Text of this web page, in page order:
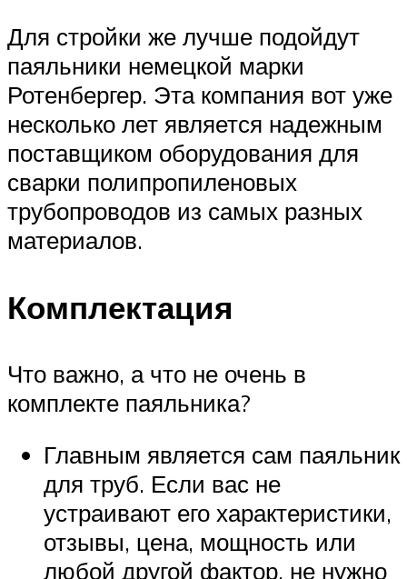
Для стройки же лучше подойдут
паяльники немецкой марки
Ротенбергер. Эта компания вот уже
несколько лет является надежным
поставщиком оборудования для
сварки полипропиленовых
трубопроводов из самых разных
материалов.
Комплектация
Что важно, а что не очень в
комплекте паяльника?
Главным является сам паяльник
для труб. Если вас не
устраивают его характеристики,
отзывы, цена, мощность или
любой другой фактор, не нужно